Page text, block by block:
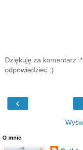
Dziękuję za komentarz
odpowiedzieć :)
‹
O mnie